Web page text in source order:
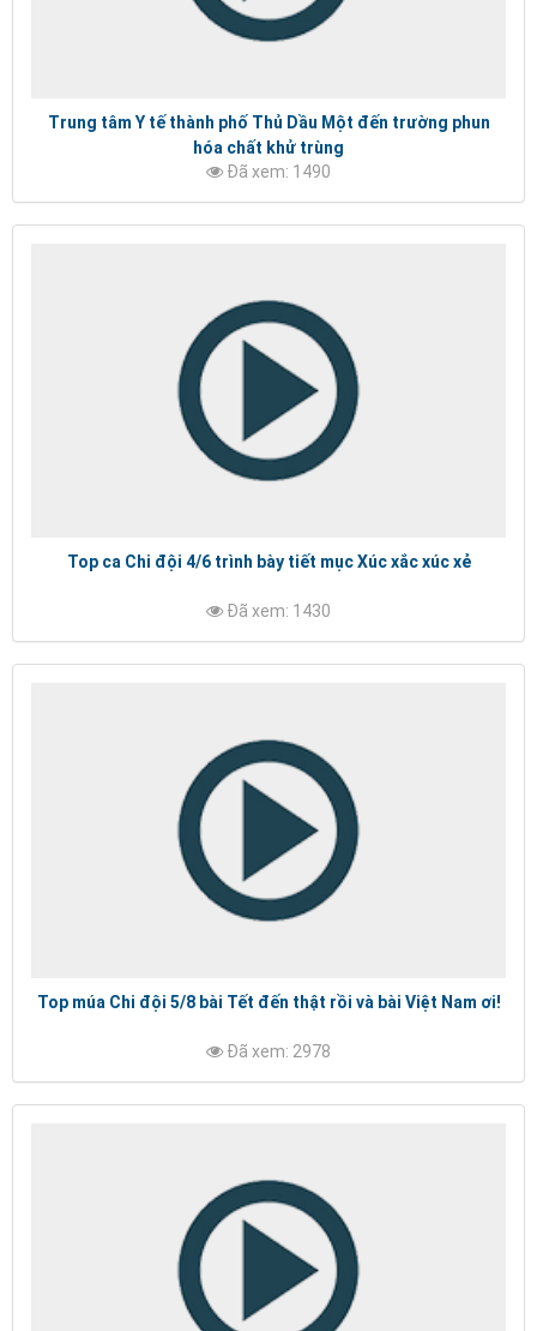
Trung tâm Y tế thành phố Thủ Dầu Một đến trường phun
hóa chất khử trùng
Đã xem: 1490
Top ca Chi đội 4/6 trình bày tiết mục Xúc xắc xúc xẻ
Đã xem: 1430
Top múa Chi đội 5/8 bài Tết đến thật rồi và bài Việt Nam ơi!
Đã xem: 2978